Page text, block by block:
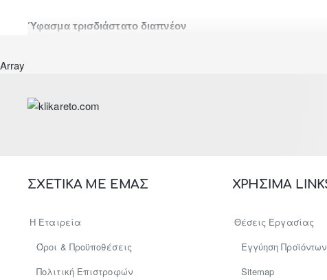
Ύφασμα τρισδιάστατο διαπνέον
Πιστοποίηση ολόκληρου στρώματος με βάση το διεθνές πρότυπο
Διάσταση 40 x 80 cm (ΠxΜ).
Αφαιρούμενα υφασμάτινα καλύμματα με φερμουάρ
Όλα τα υφασμάτινα καλύμματα είναι πλενόμενα στους 30°C
Array
ΣΧΕΤΙΚΑ ΜΕ ΕΜΑΣ
Η Εταιρεία
Όροι & Προϋποθέσεις
Πολιτική Επιστροφών
ΧΡΗΣΙΜΑ
Θέσεις Εργασίας
Εγγύηση Προϊόντων
Sitemap